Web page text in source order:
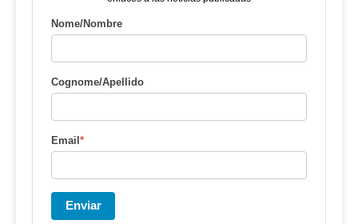
Nome/Nombre
Cognome/Apellido
Email*
Enviar